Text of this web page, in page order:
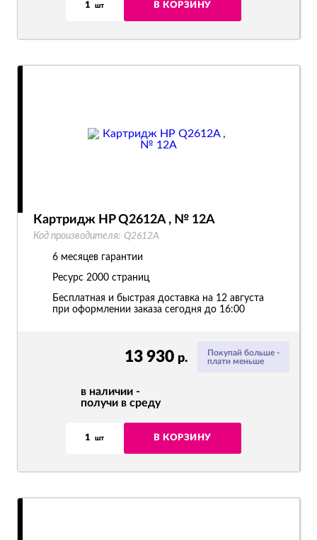
1 шт В КОРЗИНУ
Покупай больше -
плати меньше
13 930 р.
в наличии -
получи в среду
1 шт В КОРЗИНУ
Картридж HP Q2612A , № 12A
Код производителя: Q2612A
6 месяцев гарантии
Ресурс 2000 страниц
Бесплатная и быстрая доставка на 12 августа
при оформлении заказа сегодня до 16:00